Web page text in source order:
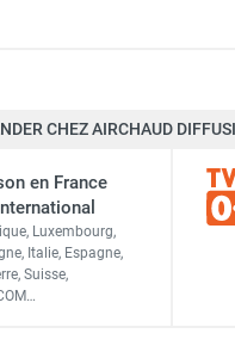
gaz
fioul
/ bois /
du modèle
EAN
CHEZ AIRCHAUD
en France
Luxembourg,
Italie, Espagne,
Suisse,